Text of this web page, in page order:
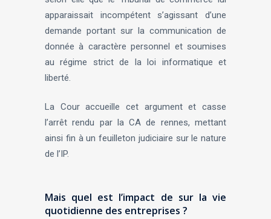
apparaissait incompétent s’agissant d’une
demande portant sur la communication de
donnée à caractère personnel et soumises
au régime strict de la loi informatique et
liberté.
La Cour accueille cet argument et casse
l’arrêt rendu par la CA de rennes, mettant
ainsi fin à un feuilleton judiciaire sur le nature
de l’IP.
Mais quel est l’impact de sur la vie
quotidienne des entreprises ?